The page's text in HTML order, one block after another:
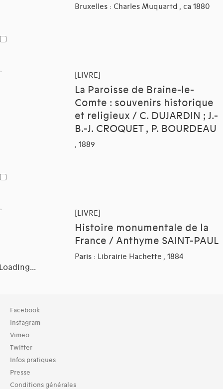
Bruxelles : Charles Muquartd , ca 1880
[LIVRE]
La Paroisse de Braine-le-
Comte : souvenirs historique
et religieux / C. DUJARDIN ; J.-
B.-J. CROQUET , P. BOURDEAU
, 1889
[LIVRE]
Histoire monumentale de la
France / Anthyme SAINT-PAUL
Paris : Librairie Hachette , 1884
Collection
Bibliothèque (64)
Typologies documents
Livres (64)
Langues
Facebook
Instagram
Vimeo
Twitter
Infos pratiques
Presse
Conditions générales